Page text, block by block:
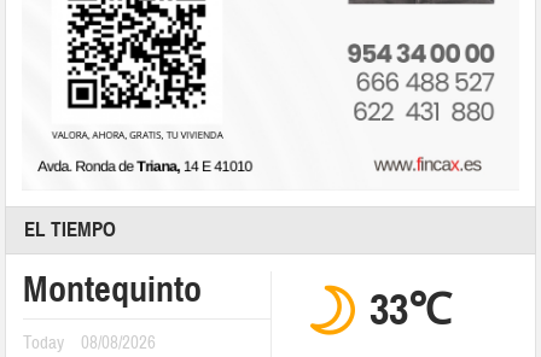
EL TIEMPO
Montequinto
Today 08/08/2026
33℃